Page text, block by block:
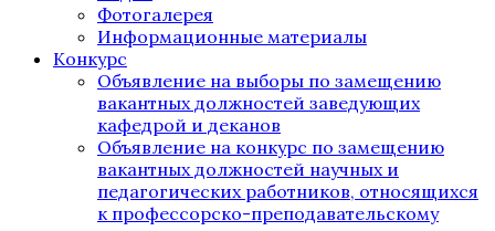
Фотогалерея
Информационные материалы
Конкурс
Объявление на выборы по замещению
вакантных должностей заведующих
кафедрой и деканов
Объявление на конкурс по замещению
вакантных должностей научных и
педагогических работников, относящихся
к профессорско-преподавательскому